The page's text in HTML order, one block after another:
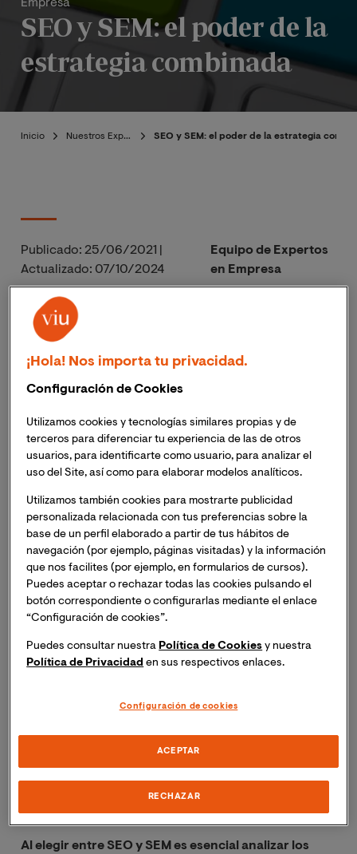
Empresa
SEO y SEM: el poder de la
estrategia combinada
Inicio Nuestros Expertos SEO y SEM: el poder de la estrategia
Publicado: 25/06/2021
Actualizado: 07/10/2024
Equipo de Expertos
en Empresa
Todo negocio, independientemente de su tamaño,
tiene una audiencia única. Es posible que pueda
comunicarse con ellos con SEO y SEM
de marketing que se persigan.
Para algunas empresas,el SEOtiene mucho sentido
mientras que PPC está fuera de discusión.También
habrá quienes consideren que los beneficios de PPC
están muy por encima de los resultados que se logran
tras un prolongado esfuerzo SEO.
Tiempo, presupuesto, SEO y
SEM
Una marca que busca generar clientes locales y no
tiene prisa por hacerlo, podría plantearse construir y
plazo, permitiría entregar excelentes resultados. Pero si
mercado global, entonces puede necesitar actuar en
un espacio de tiempo más inmediato. El SEO no sería su
Al elegir entre SEO y SEM es esencial analizar los
¡Hola! Nos importa tu privacidad.
Configuración de Cookies
Utilizamos cookies y tecnologías similares propias y de
terceros para diferenciar tu experiencia de las de otros
usuarios, para identificarte como usuario, para analizar el
uso del Site, así como para elaborar modelos analíticos.
Utilizamos también cookies para mostrarte publicidad
personalizada relacionada con tus preferencias sobre la
base de un perfil elaborado a partir de tus hábitos de
navegación (por ejemplo, páginas visitadas) y la información
que nos facilites (por ejemplo, en formularios de cursos).
Puedes aceptar o rechazar todas las cookies pulsando el
botón correspondiente o configurarlas mediante el enlace
“Configuración de cookies”.
Puedes consultar nuestra Política de Cookies y nuestra
Política de Privacidad en sus respectivos enlaces.
Configuración de cookies
RECHAZAR
ACEPTAR